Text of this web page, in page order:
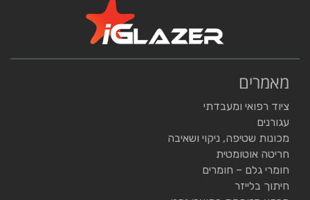
מאמרים
ציוד רפואי ומעבדתי
עגורנים
מכונות שטיפה, ניקוי ושאיבה
חריטה אוטומטית
חומרי גלם – חומרים
חיתוך בלייזר